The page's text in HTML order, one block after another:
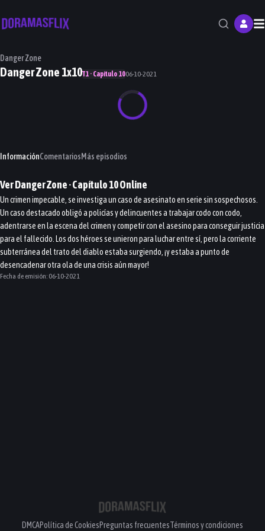
Danger Zone
Danger Zone 1x10T1 · Capítulo 1006-10-2021
InformaciónComentariosMás episodios
VerDanger Zone· Capítulo10Online
Un crimen impecable, se investiga un caso de asesinato en serie sin sospechosos.
Un caso destacado obligó a policías y delincuentes a trabajar codo con codo,
adentrarse en la escena del crimen y competir con el asesino para conseguir justicia
para el fallecido. Los dos héroes se unieron para luchar entre sí, pero la corriente
subterránea del trato del diablo estaba surgiendo, ¡y estaba a punto de
desencadenar otra ola de una crisis aún mayor!
Fecha de emisión: 06-10-2021
DMCAPolítica de CookiesPreguntas frecuentesTérminos y condiciones